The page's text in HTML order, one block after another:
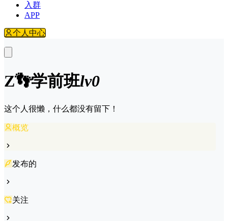
入群
APP
个人中心
Z👣学前班lv0
这个人很懒，什么都没有留下！
概览
发布的
关注